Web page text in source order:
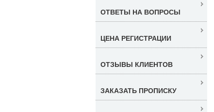
ОТВЕТЫ НА ВОПРОСЫ
ЦЕНА РЕГИСТРАЦИИ
ОТЗЫВЫ КЛИЕНТОВ
ЗАКАЗАТЬ ПРОПИСКУ